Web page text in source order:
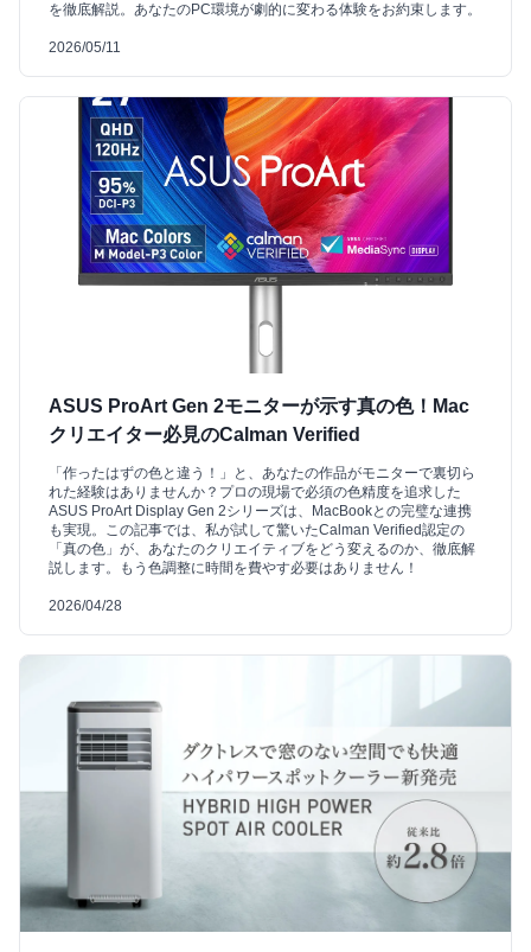
を徹底解説。あなたのPC環境が劇的に変わる体験をお約束します。
2026/05/11
ASUS ProArt Gen 2モニターが示す真の色！Mac
クリエイター必見のCalman Verified
「作ったはずの色と違う！」と、あなたの作品がモニターで裏切ら
れた経験はありませんか？プロの現場で必須の色精度を追求した
ASUS ProArt Display Gen 2シリーズは、MacBookとの完璧な連携
も実現。この記事では、私が試して驚いたCalman Verified認定の
「真の色」が、あなたのクリエイティブをどう変えるのか、徹底解
説します。もう色調整に時間を費やす必要はありません！
2026/04/28